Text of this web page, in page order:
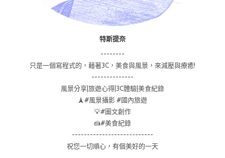
特斯提奈
--------
只是一個寫程式的，藉著3C，美食與風景，來減壓與療癒!
--------------
風景分享|旅遊心得|3C體驗|美食紀錄
🗼#風景攝影 #國內旅遊
💡#圖文創作
🍰#美食紀錄
---------------------------
祝您一切順心，有個美好的一天